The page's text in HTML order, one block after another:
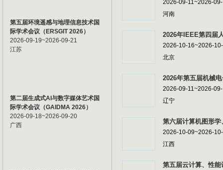
第五届环境遥感与地理信息技术国
际学术会议（ERSGIT 2026）
2026-09-19~2026-09-21
江苏
第二届生成式AI与数字媒体艺术国
际学术会议（GAIDMA 2026）
2026-09-18~2026-09-20
广西
2026-09-11~2026-
河南
2026年IEEE第四届
2026-10-16~2026-
北京
2026年第五届机械
2026-09-11~2026-
辽宁
第六届计算机图形
2026-10-09~2026-
江西
第五届云计算、性